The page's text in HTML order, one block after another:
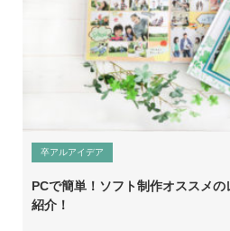
卒アルアイデア
PCで簡単！ソフト制作オススメ
紹介！